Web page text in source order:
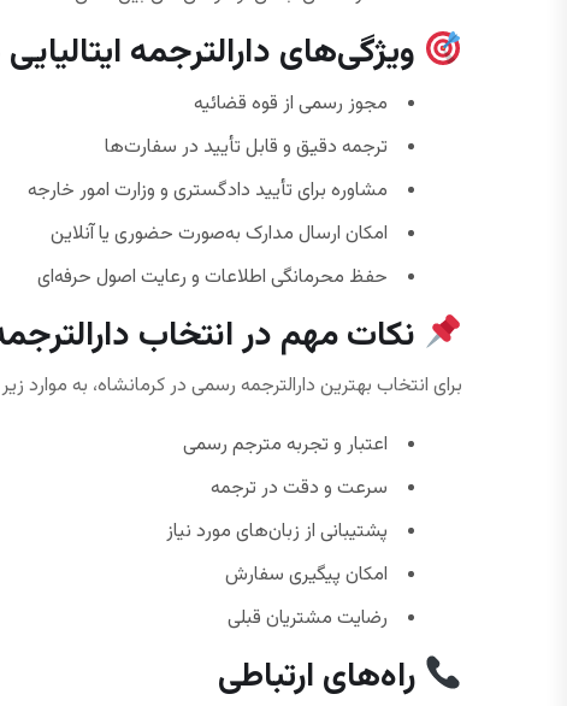
ویژگی‌های دارالترجمه
مجوز رسمی از قوه قضائیه
ترجمه دقیق و قابل تأیید در سفارت‌ها
مشاوره برای تأیید دادگستری و وزارت امور خارجه
امکان ارسال مدارک به‌صورت حضوری یا آنلاین
حفظ محرمانگی اطلاعات و رعایت اصول حرفه‌ای
نکات مهم در انتخاب
برای انتخاب بهترین دارالترجمه رسمی در کرمانشاه، به موارد
اعتبار و تجربه مترجم رسمی
سرعت و دقت در ترجمه
پشتیبانی از زبان‌های مورد نیاز
امکان پیگیری سفارش
رضایت مشتریان قبلی
راه‌های ارتباطی